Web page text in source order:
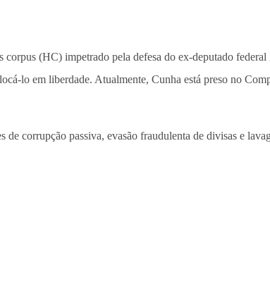
(HC) impetrado pela defesa do ex-deputado
lo em liberdade. Atualmente, Cunha está preso no
corrupção passiva, evasão fraudulenta de divisas e